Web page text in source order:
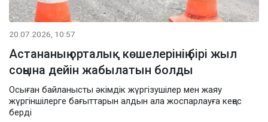
20.07.2026, 10:57
Астананың орталық көшелерінің бірі жыл
соңына дейін жабылатын болды
Осыған байланысты әкімдік жүргізушілер мен жаяу
жүргіншілерге бағыттарын алдын ала жоспарлауға кеңес
берді